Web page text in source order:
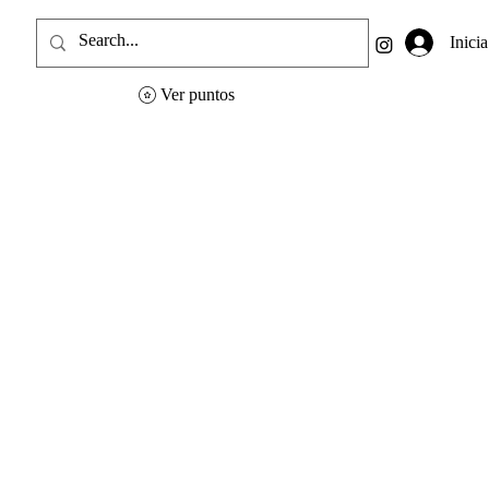
Ver puntos